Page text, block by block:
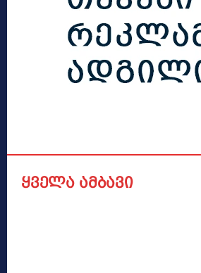
ყველა ამბავი